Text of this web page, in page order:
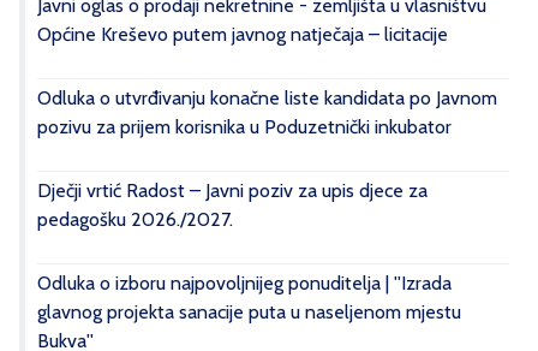
Javni oglas o prodaji nekretnine - zemljišta u vlasništvu
Općine Kreševo putem javnog natječaja – licitacije
Odluka o utvrđivanju konačne liste kandidata po Javnom
pozivu za prijem korisnika u Poduzetnički inkubator
Dječji vrtić Radost – Javni poziv za upis djece za
pedagošku 2026./2027.
Odluka o izboru najpovoljnijeg ponuditelja | ''Izrada
glavnog projekta sanacije puta u naseljenom mjestu
Bukva''